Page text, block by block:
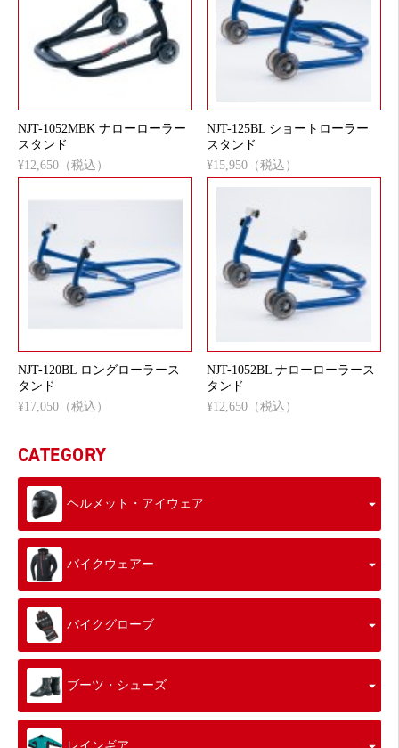
NJT-1052MBK ナローローラー
スタンド
¥12,650（税込）
NJT-125BL ショートローラー
スタンド
¥15,950（税込）
NJT-120BL ロングローラース
タンド
¥17,050（税込）
NJT-1052BL ナローローラース
タンド
¥12,650（税込）
CATEGORY
ヘルメット・アイウェア
バイクウェアー
バイクグローブ
ブーツ・シューズ